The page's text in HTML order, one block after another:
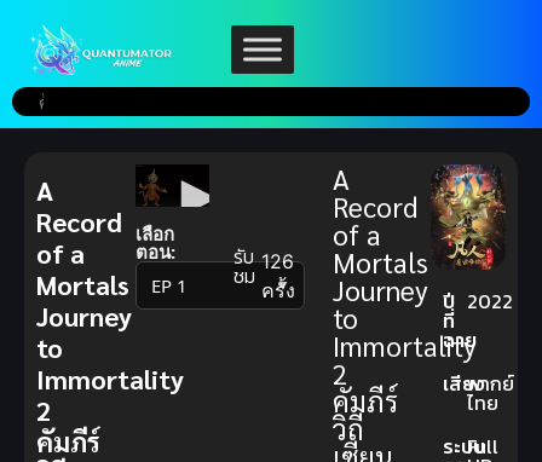
เลือก
ตอน:
▼
รับ
ชม 126
ครั้ง
A
Record
of a
Mortals
Journey
to
Immortality
2
คัมภีร์
วิถี
ปี
ที่
ฉาย
2022
เสียงพากย์
ไทย
ระบบFull
A
Record
of a
Mortals
Journey
to
Immortality
2
คัมภีร์